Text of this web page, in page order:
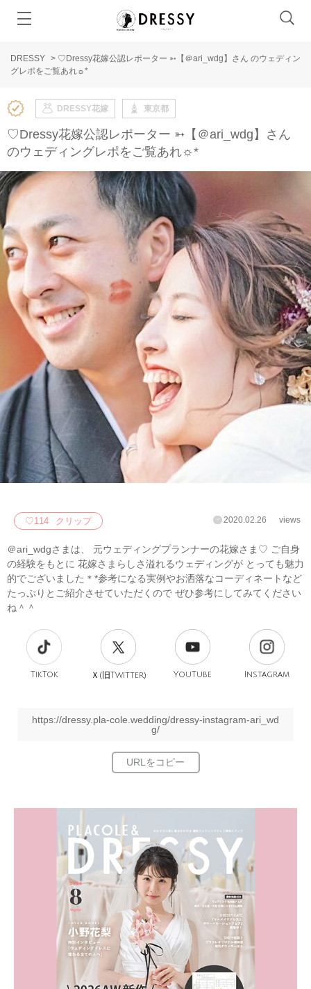
DRESSY > ♡Dressy花嫁公認レポーター ➳【＠ari_wdg】さん のウェディン
グレポをご覧あれ☼*
DRESSY花嫁 東京都
♡Dressy花嫁公認レポーター ➳【＠ari_wdg】さん
のウェディングレポをご覧あれ☼*
♡114 クリップ 2020.02.26 views
＠ari_wdgさまは、 元ウェディングプランナーの花嫁さま♡ ご自身
の経験をもとに 花嫁さまらしさ溢れるウェディングが とっても魅力
的でございました＊*参考になる実例やお洒落なコーディネートなど
たっぷりとご紹介させていただくので ぜひ参考にしてみてください
ね＾＾
TikTok Ｘ(旧Twitter) YouTube Instagram
https://dressy.pla-cole.wedding/dressy-instagram-ari_wd
g/